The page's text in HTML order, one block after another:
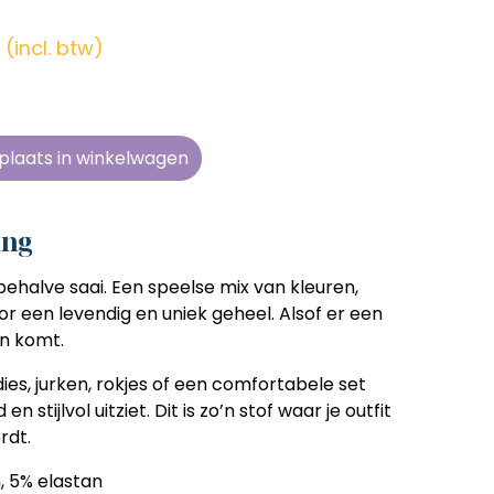
(incl. btw)
plaats in winkelwagen
saai. Een speelse mix van kleuren,
een levendig en uniek geheel. Alsof er een
komt.
jurken, rokjes of een comfortabele set
stijlvol uitziet. Dit is zo’n stof waar je outfit
5% elastan
zonder
tijd
en
zonder
tijd
en
zonder
tijd
en
zonder
tijd
en